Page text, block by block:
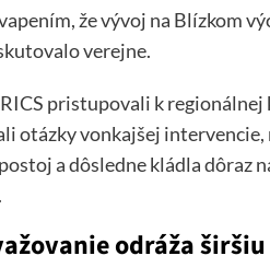
že vývoj na Blízkom
verejne.
pristupovali k regionálnej
otázky vonkajšej
a dôsledne kládla dôraz
odráža